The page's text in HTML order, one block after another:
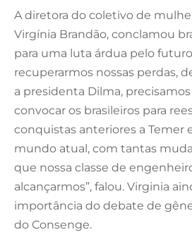
A diretora do coletivo de
Virgínia Brandão, conclamou
para uma luta árdua pelo futuro
recuperarmos nossas perdas,
a presidenta Dilma,
convocar os brasileiros para
conquistas anteriores a Temer
mundo atual, com tantas
que nossa classe de
alcançarmos”, falou. Virginia
importância do debate de
do Consenge.